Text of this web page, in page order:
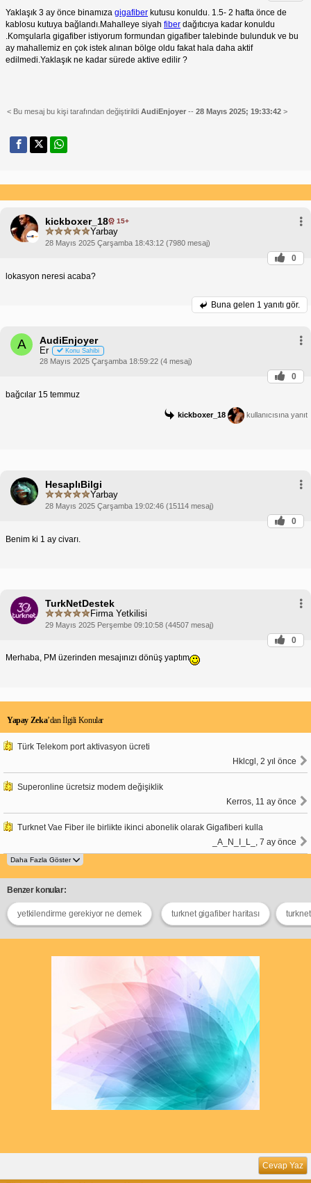
Yaklaşık 3 ay önce binamıza gigafiber kutusu konuldu. 1.5- 2 hafta önce de
kablosu kutuya bağlandı.Mahalleye siyah fiber dağıtıcıya kadar konuldu
.Komşularla gigafiber istiyorum formundan gigafiber talebinde bulunduk ve bu
ay mahallemiz en çok istek alınan bölge oldu fakat hala daha aktif
edilmedi.Yaklaşık ne kadar sürede aktive edilir ?
< Bu mesaj bu kişi tarafından değiştirildi AudiEnjoyer -- 28 Mayıs 2025; 19:33:42 >
kickboxer_18 15+
Yarbay
28 Mayıs 2025 Çarşamba 18:43:12 (7980 mesaj)
0
lokasyon neresi acaba?
Buna gelen 1 yanıtı gör.
A AudiEnjoyer
Er Konu Sahibi
28 Mayıs 2025 Çarşamba 18:59:22 (4 mesaj)
0
bağcılar 15 temmuz
kickboxer_18 kullanıcısına yanıt
HesaplıBilgi
Yarbay
28 Mayıs 2025 Çarşamba 19:02:46 (15114 mesaj)
0
Benim ki 1 ay civarı.
TurkNetDestek
Firma Yetkilisi
29 Mayıs 2025 Perşembe 09:10:58 (44507 mesaj)
0
Merhaba, PM üzerinden mesajınızı dönüş yaptım
Yapay Zeka’dan İlgili Konular
Türk Telekom port aktivasyon ücreti
Hklcgl, 2 yıl önce
Superonline ücretsiz modem değişiklik
Kerros, 11 ay önce
Turknet Vae Fiber ile birlikte ikinci abonelik olarak Gigafiberi kulla
_A_N_I_L_, 7 ay önce
Benzer konular:
yetkilendirme gerekiyor ne demek turknet gigafiber haritası
Cevap Yaz